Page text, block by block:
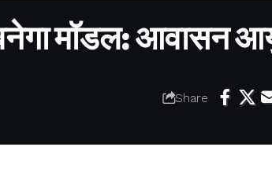
मॉडल: आवासन
Share